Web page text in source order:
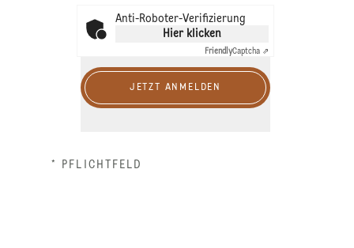
Anti-Roboter-Verifizierung
Hier klicken
FriendlyCaptcha ⇗
JETZT ANMELDEN
* PFLICHTFELD